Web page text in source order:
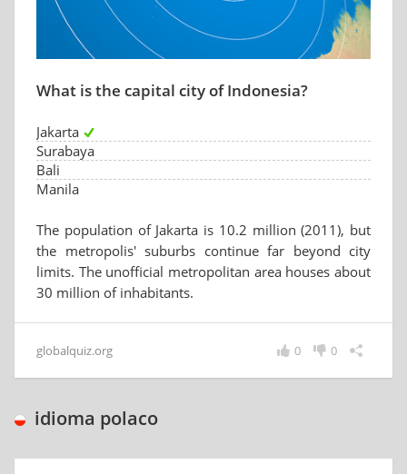
What is the capital city of Indonesia?
Jakarta
Surabaya
Bali
Manila
The population of Jakarta is 10.2 million (2011), but
the metropolis' suburbs continue far beyond city
limits. The unofficial metropolitan area houses about
30 million of inhabitants.
globalquiz.org 0
0
idioma polaco